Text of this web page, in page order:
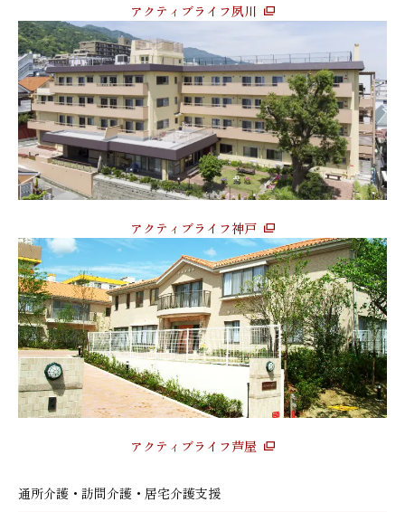
アクティブライフ夙川
アクティブライフ神戸
アクティブライフ芦屋
通所介護・訪問介護・居宅介護支援